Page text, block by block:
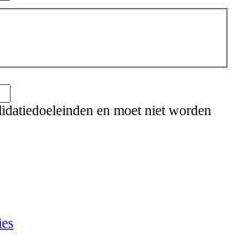
en moet niet worden